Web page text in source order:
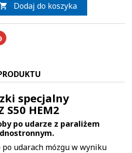
Dodaj do koszyka
specjalny
S50 HEM2
po udarze z paraliżem
udarach mózgu w wyniku